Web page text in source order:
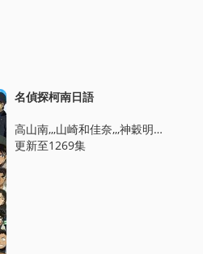
名偵探柯南日語
高山南,,,山崎和佳奈,,,神穀明,,,小山力也,,,林原惠美
更新至1269集